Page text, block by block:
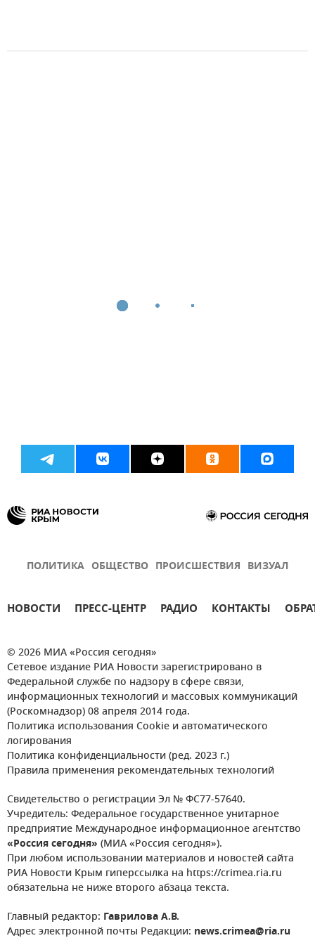
ПОЛИТИКА ОБЩЕСТВО ПРОИСШЕСТВИЯ ВИЗУАЛ
НОВОСТИ ПРЕСС-ЦЕНТР РАДИО КОНТАКТЫ
© 2026 МИА «Россия сегодня»
Сетевое издание РИА Новости зарегистрировано в
Федеральной службе по надзору в сфере связи,
информационных технологий и массовых коммуникаций
(Роскомнадзор) 08 апреля 2014 года.
Политика использования Cookie и автоматического
логирования
Политика конфиденциальности (ред. 2023 г.)
Правила применения рекомендательных технологий
Свидетельство о регистрации Эл № ФС77-57640.
Учредитель: Федеральное государственное унитарное
предприятие Международное информационное агентство
«Россия сегодня» (МИА «Россия сегодня»).
При любом использовании материалов и новостей сайта
РИА Новости Крым гиперссылка на https://crimea.ria.ru
обязательна не ниже второго абзаца текста.
Главный редактор: Гаврилова А.В.
Адрес электронной почты Редакции: news.crimea@ria.ru